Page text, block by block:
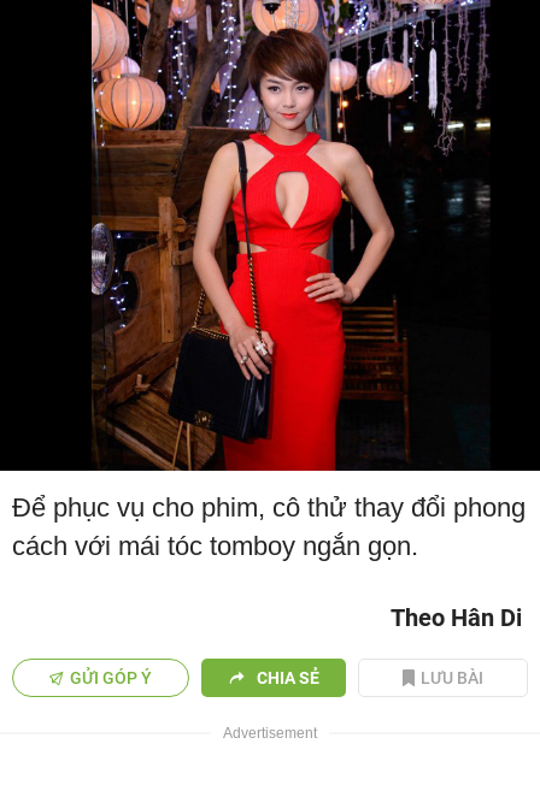
Để phục vụ cho phim, cô thử thay đổi phong
cách với mái tóc tomboy ngắn gọn.
Theo Hân Di
GỬI GÓP Ý CHIA SẺ LƯU BÀI